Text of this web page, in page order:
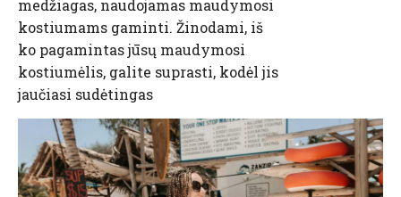
medžiagas, naudojamas maudymosi
kostiumams gaminti. Žinodami, iš
ko pagamintas jūsų maudymosi
kostiumėlis, galite suprasti, kodėl jis
jaučiasi sudėtingas